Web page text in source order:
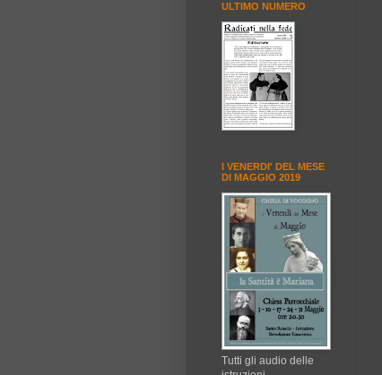
ULTIMO NUMERO
I VENERDI' DEL MESE
DI MAGGIO 2019
Tutti gli audio delle